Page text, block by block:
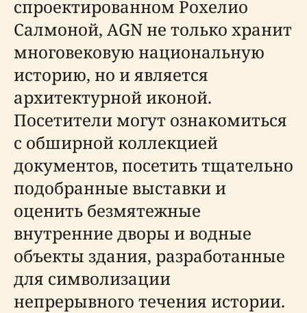
спроектированном Рохелио
Салмоной, AGN не только хранит
многовековую национальную
историю, но и является
архитектурной иконой.
Посетители могут ознакомиться
с обширной коллекцией
документов, посетить тщательно
подобранные выставки и
оценить безмятежные
внутренние дворы и водные
объекты здания, разработанные
для символизации
непрерывного течения истории.